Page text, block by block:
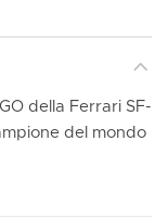
della Ferrari SF-
del mondo